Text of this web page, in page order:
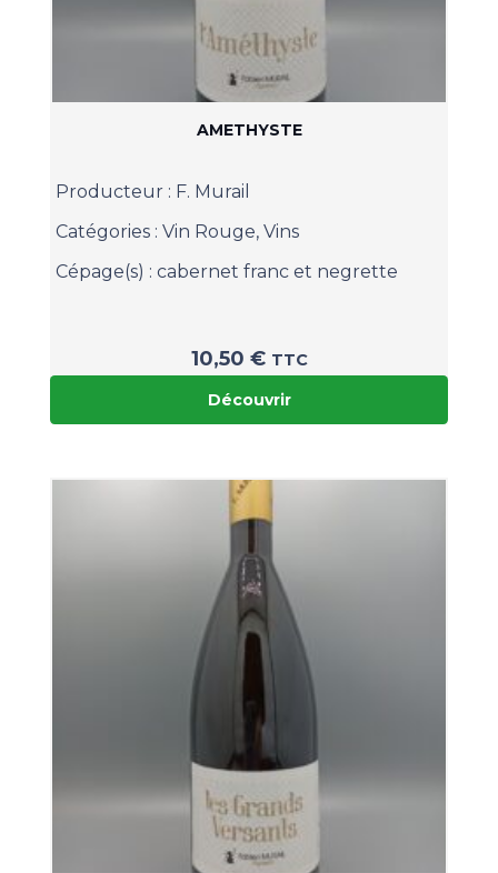
AMETHYSTE
Producteur : F. Murail
Catégories : Vin Rouge, Vins
Cépage(s) : cabernet franc et negrette
10,50 € TTC
Découvrir